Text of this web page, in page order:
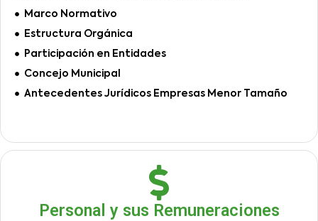
Marco Normativo
Estructura Orgánica
Participación en Entidades
Concejo Municipal
Antecedentes Jurídicos Empresas Menor Tamaño
Personal y sus Remuneraciones